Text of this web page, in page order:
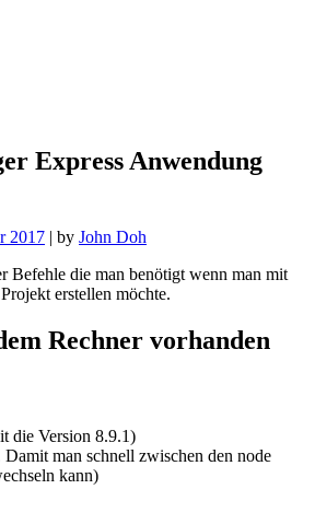
Express Anwendung
2017 | by John Doh
Befehle die man benötigt wenn man mit
erstellen möchte.
Rechner vorhanden
die Version 8.9.1)
man schnell zwischen den node
kann)